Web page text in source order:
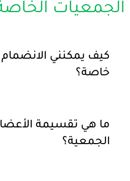
الجمعيات
كيف يمكنني
خاصة؟
ما هي تقسيمة
الجمعية؟